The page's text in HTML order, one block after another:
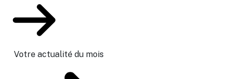
Votre actualité du mois